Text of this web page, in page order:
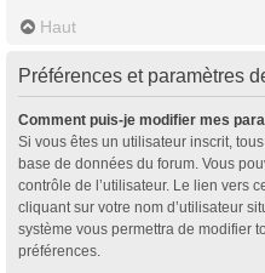
Haut
Préférences et paramètres
Comment puis-je modifier mes
Si vous êtes un utilisateur inscrit,
base de données du forum. Vous
contrôle de l’utilisateur. Le lien vers
cliquant sur votre nom d’utilisateur
système vous permettra de modifier
préférences.